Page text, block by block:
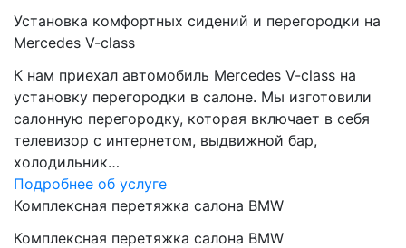
Установка комфортных сидений и перегородки на
Mercedes V-class
К нам приехал автомобиль Mercedes V-class на
установку перегородки в салоне. Мы изготовили
салонную перегородку, которая включает в себя
телевизор с интернетом, выдвижной бар,
холодильник…
Подробнее об услуге
Комплексная перетяжка салона BMW
Комплексная перетяжка салона BMW